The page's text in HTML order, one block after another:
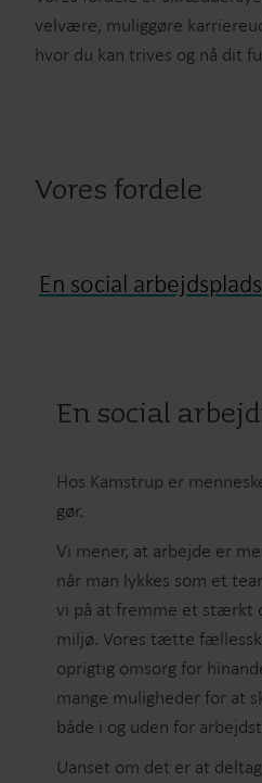
velvære, muliggøre
hvor du kan trives og nå dit
Vores fordele
En social arbejdsplads
En social
Hos Kamstrup er
gør.
Vi mener, at arbejde er
når man lykkes som et
vi på at fremme et stærkt
miljø. Vores tætte
oprigtig omsorg for
mange muligheder for at
både i og uden for
Uanset om det er at